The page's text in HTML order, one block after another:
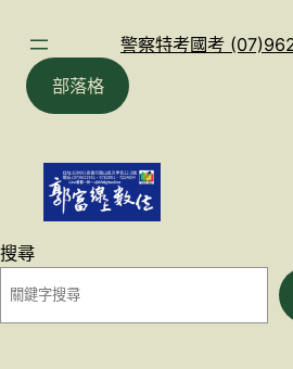
警察特考國考
部落格
搜尋